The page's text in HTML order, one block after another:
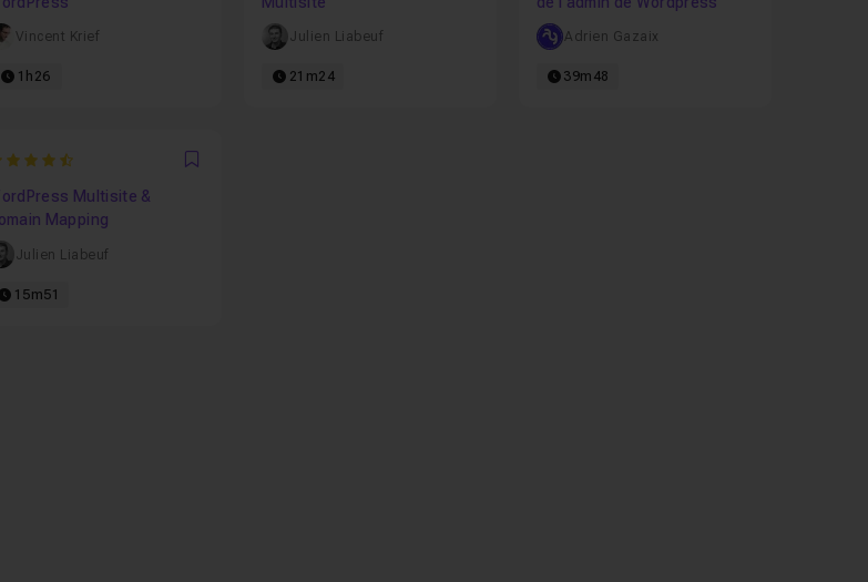
Vincent Krief
1h26
Julien Liabeuf
21m24
Adrien Gazaix
39m48
Favori
Multisite &
Mapping
Julien Liabeuf
15m51